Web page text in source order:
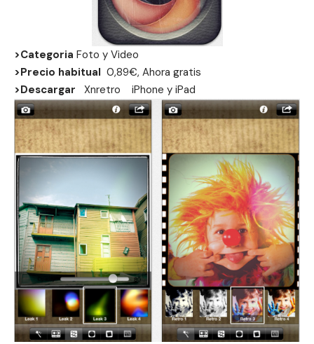
>Categoria Foto y Video
>Precio habitual 0,89€, Ahora gratis
>Descargar
Xnretro iPhone y iPad